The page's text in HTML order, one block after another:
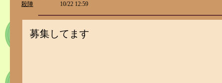
殺陣 10/22 12:59
募集してます